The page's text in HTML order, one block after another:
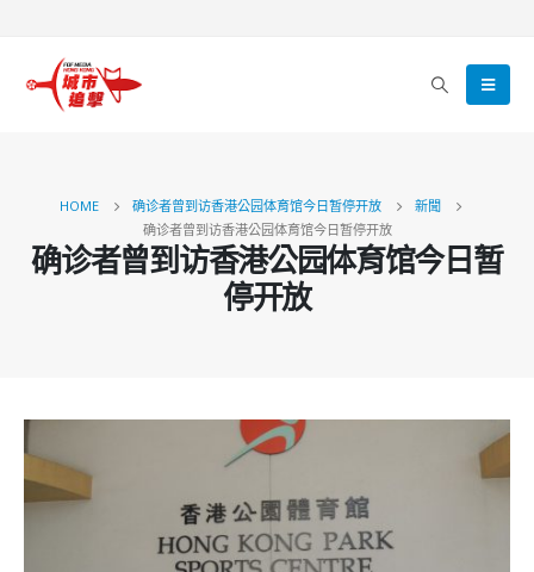
HOME 确诊者曾到访香港公园体育馆今日暂停开放
新聞
确诊者曾到访香港公园体育馆今日暂停开放
确诊者曾到访香港公园体育馆今日暂
停开放